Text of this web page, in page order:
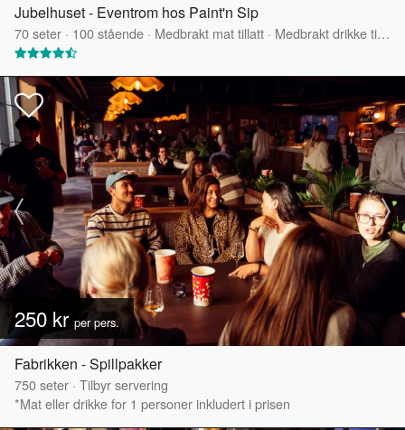
Jubelhuset - Eventrom hos Paint'n Sip
70seter · 100stående · Medbrakt mat tillatt · Medbrakt drikke tillatt
250 kr per pers.
Fabrikken - Spillpakker
750seter · Tilbyr servering
*Mat eller drikke for 1 personer inkludert i prisen